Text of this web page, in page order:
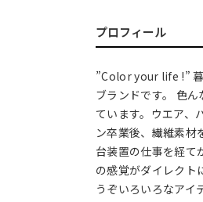
プロフィール
”Color your life !”
ブランドです。 色
ています。ウエア、
ン卒業後、繊維素材
台装置の仕事を経て
の感覚がダイレクト
うぞいろいろなアイ